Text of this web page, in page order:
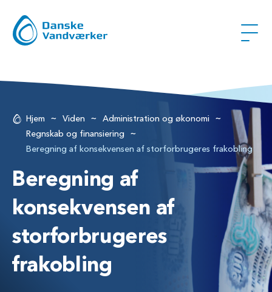
Hjem ~ Viden ~ Administration og økonomi ~
Regnskab og finansiering ~
Beregning af konsekvensen af storforbrugeres frakobling
Beregning af
konsekvensen af
storforbrugeres
frakobling